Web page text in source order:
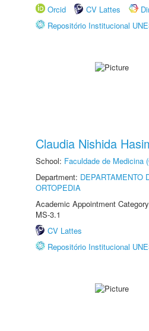
Orcid
CV Lattes
Repositório Institucional
Claudia Nishida
School: Faculdade de Medicina
Department: DEPARTAMENTO
ORTOPEDIA
Academic Appointment
MS-3.1
CV Lattes
Repositório Institucional